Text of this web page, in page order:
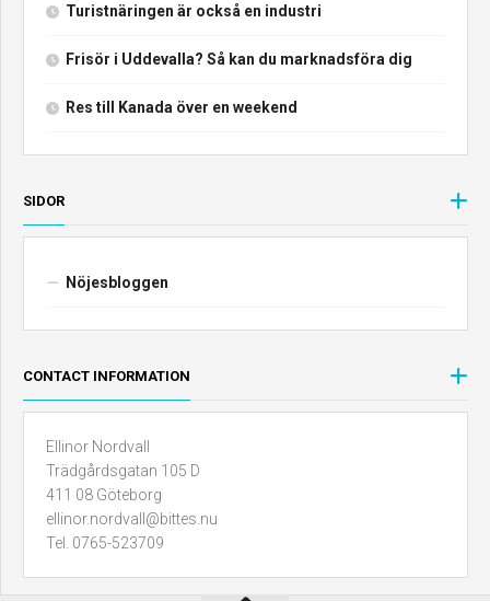
Turistnäringen är också en industri
Frisör i Uddevalla? Så kan du marknadsföra dig
Res till Kanada över en weekend
SIDOR
Nöjesbloggen
CONTACT INFORMATION
Ellinor Nordvall
Trädgårdsgatan 105 D
411 08 Göteborg
ellinor.nordvall@bittes.nu
Tel. 0765-523709